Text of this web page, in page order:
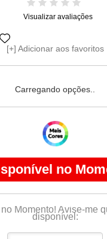
Visualizar avaliações
Adicionar aos favoritos
Carregando opções..
no
Momento! Avise-me
disponível: